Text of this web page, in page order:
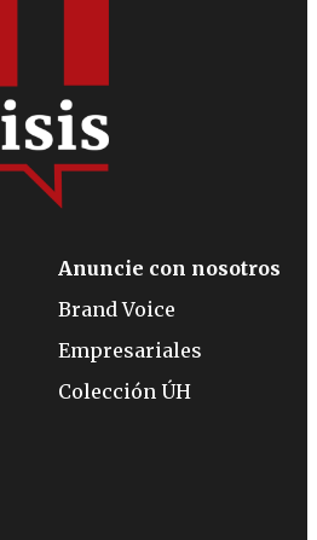
Anuncie con nosotros
Brand Voice
Empresariales
Colección ÚH